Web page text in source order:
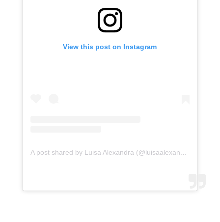
View this post on Instagram
A post shared by Luisa Alexandra (@luisaalexandra)